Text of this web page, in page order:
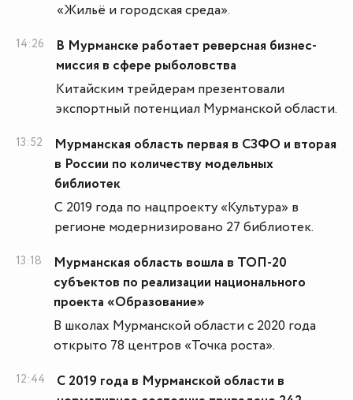
«Жильё и городская среда».
14:26
В Мурманске работает реверсная бизнес-
миссия в сфере рыболовства
Китайским трейдерам презентовали
экспортный потенциал Мурманской области.
13:52
Мурманская область первая в СЗФО и вторая
в России по количеству модельных
библиотек
С 2019 года по нацпроекту «Культура» в
регионе модернизировано 27 библиотек.
13:18
Мурманская область вошла в ТОП-20
субъектов по реализации национального
проекта «Образование»
В школах Мурманской области с 2020 года
открыто 78 центров «Точка роста».
12:44
С 2019 года в Мурманской области в